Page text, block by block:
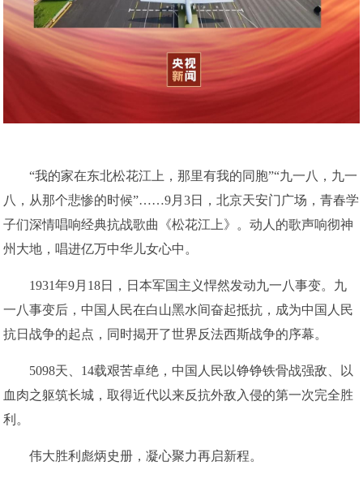
“我的家在东北松花江上，那里有我的同胞”“九一八，九一
八，从那个悲惨的时候”……9月3日，北京天安门广场，青春学
子们深情唱响经典抗战歌曲《松花江上》。动人的歌声响彻神
州大地，唱进亿万中华儿女心中。
1931年9月18日，日本军国主义悍然发动九一八事变。九
一八事变后，中国人民在白山黑水间奋起抵抗，成为中国人民
抗日战争的起点，同时揭开了世界反法西斯战争的序幕。
5098天、14载艰苦卓绝，中国人民以铮铮铁骨战强敌、以
血肉之躯筑长城，取得近代以来反抗外敌入侵的第一次完全胜
利。
伟大胜利彪炳史册，凝心聚力再启新程。